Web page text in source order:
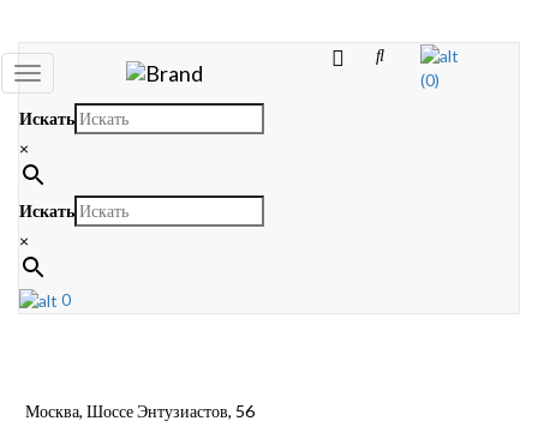
Toggle
navigation
(0)
Искать
×
Искать
×
0
Москва, Шоссе Энтузиастов, 56